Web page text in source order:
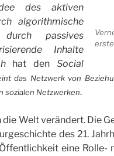
des aktiven
algorithmische
passives
Inhalte
hat den Social
das Netzwerk von
sozialen Netzwerken.
Welt verändert. Die
des 21.
eine Rolle-